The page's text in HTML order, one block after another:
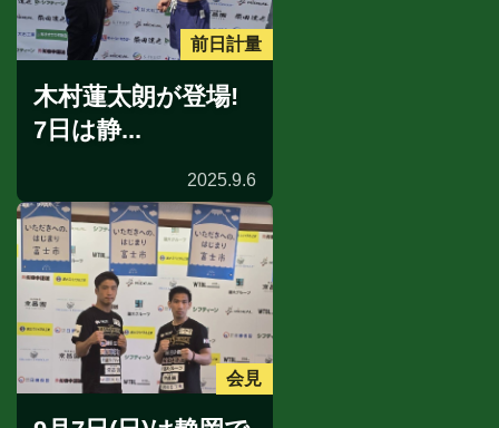
前日計量
木村蓮太朗が登場!
7日は静...
2025.9.6
会見